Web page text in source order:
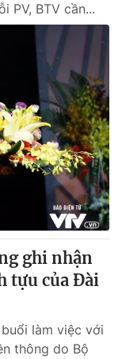
PV, BTV cần...
ghi nhận
tựu của Đài
làm việc với
thông do Bộ